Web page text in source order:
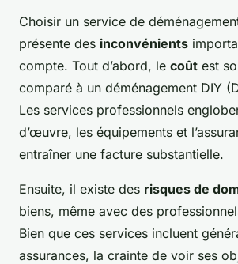
Choisir un service de
présente des inconvénients
compte. Tout d’abord, le coût est
comparé à un déménagement DIY
Les services professionnels
d’œuvre, les équipements et
entraîner une facture substantielle.
Ensuite, il existe des risques de
biens, même avec des
Bien que ces services incluent
assurances, la crainte de voir ses